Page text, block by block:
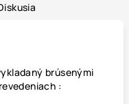
brúsenými
: